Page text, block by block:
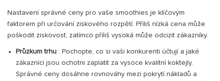
Nastavení správné ceny pro vaše smoothies je klíčovým
faktorem při určování ziskového rozpětí. Příliš nízká cena může
poškodit ziskovost, zatímco příliš vysoká může odcizit zákazníky.
Průzkum trhu : Pochopte, co si vaši konkurenti účtují a jaké
zákazníci jsou ochotni zaplatit za vysoce kvalitní koktejly.
Správné ceny dosáhne rovnováhy mezi pokrytí nákladů a